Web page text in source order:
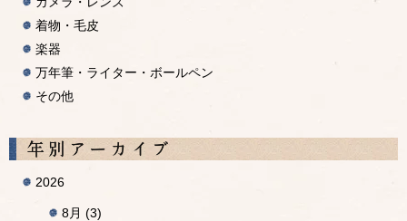
着物・毛皮
楽器
万年筆・ライター・ボールペン
その他
2026
8月 (3)